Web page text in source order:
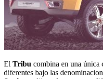
El Tribu combina en una única
diferentes bajo las